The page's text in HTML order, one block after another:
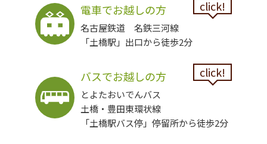
電車でお越しの方 click!
名古屋鉄道 名鉄三河線
「土橋駅」出口から徒歩2分
バスでお越しの方 click!
とよたおいでんバス
土橋・豊田東環状線
「土橋駅バス停」停留所から徒歩2分